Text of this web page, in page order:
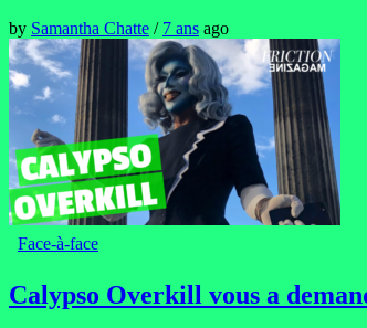
by Samantha Chatte / 7 ans ago
Face-à-face
Calypso Overkill vous a